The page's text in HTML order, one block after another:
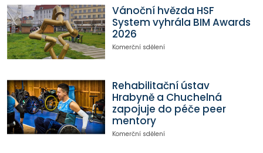
Vánoční hvězda HSF
System vyhrála BIM Awards
2026
Komerční sdělení
Rehabilitační ústav
Hrabyně a Chuchelná
zapojuje do péče peer
mentory
Komerční sdělení